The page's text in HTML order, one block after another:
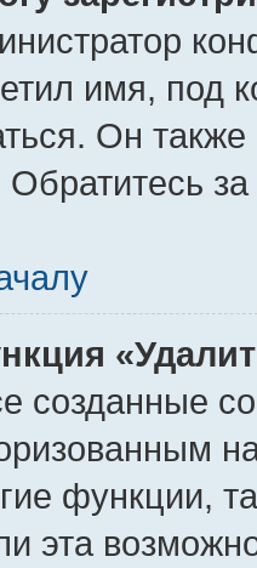
имя, под
Он
Обратитесь
созданные
функции,
эта